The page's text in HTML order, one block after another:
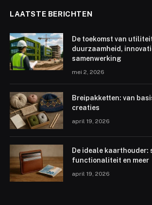
LAATSTE BERICHTEN
De toekomst van
duurzaamheid,
samenwerking
mei 2, 2026
Breipakketten: van
creaties
april 19, 2026
De ideale kaarthouder:
functionaliteit en meer
april 19, 2026